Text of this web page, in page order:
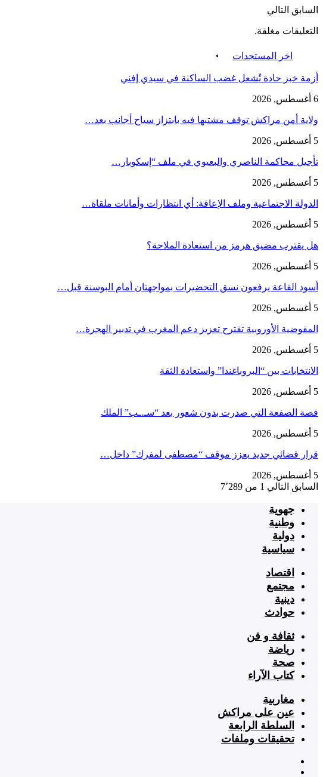
السابق التالي
التعليقات مغلقة.
اخر المستجدات
أزمة خبز حادة تُشعل غضب الساكنة في سيدي إفني
6 أغسطس, 2026
ولاية أمن مراكش توقف مشتبها فيه بابتزاز سياح أجانب بعد…
5 أغسطس, 2026
تأجيل محاكمة الناصري والبعيوي في ملف “إسكوبار…
5 أغسطس, 2026
الدولة الاجتماعية وملف الإعاقة: أي انتظارات وأمانات ملقاة…
5 أغسطس, 2026
هل يقترب مضيق هرمز من استعادة الملاحة؟
5 أغسطس, 2026
أسود القاعة يرفعون نسق التحضيرات بمواجهتان أمام البوسنة قبل…
5 أغسطس, 2026
المفوضية الأوروبية تقترح تعزيز دعم المغرب في تدبير الهجرة…
5 أغسطس, 2026
الانتخابات بين “البروباغندا” واستعادة الثقة
5 أغسطس, 2026
قصة الصفعة التي صدرت بدون شعور بعد “سـ.ـب” الملك
5 أغسطس, 2026
قرار قضائي جديد يعزز موقف “مصطفى لمفرك” داخل…
5 أغسطس, 2026
السابق التالي 1 من 7٬289
جهوية
وطنية
دولية
سياسية
اقتصاد
مجتمع
دينية
حوادث
ثقافة و فن
رياضة
صحة
كتاب الآراء
مغاربية
عين على مراكش
السلطة الرابعة
تحقيقات وملفات